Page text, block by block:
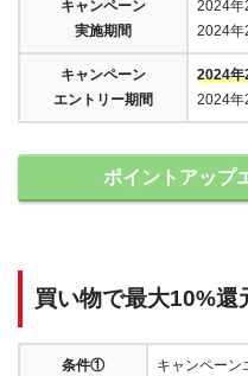
キャンペーン
実施期間
2024年
2024年
キャンペーン
エントリー期間
2024年
2024年
ポイントアップ
買い物で最大10%還
条件① キャンペーン